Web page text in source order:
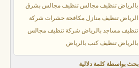
بالرياض تنظيف مجالس تنظيف مجالس بشرق
الرياض تنظيف منازل مكافحة حشرات شركة
تنظيف مساجد بالرياض شركة تنظيف مجالس
بالرياض تنظيف كنب بالرياض
بحث بواسطة كلمة دلالية